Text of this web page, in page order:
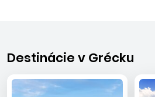
Destinácie v Grécku